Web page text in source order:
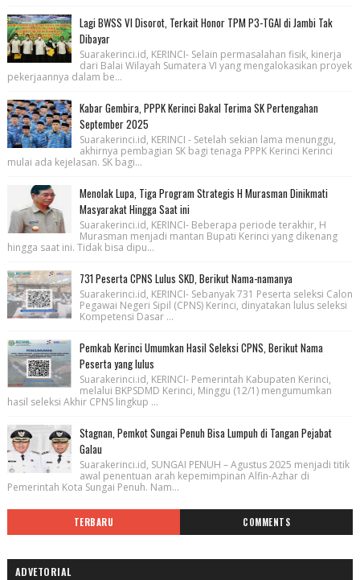
Lagi BWSS VI Disorot, Terkait Honor TPM P3-TGAI di Jambi Tak
Dibayar
Suarakerinci.id, KERINCI- Selain permasalahan fisik, kinerja
dari Balai Wilayah Sumatera VI yang mengalokasikan proyek
pekerjaannya dalam be...
Kabar Gembira, PPPK Kerinci Bakal Terima SK Pertengahan
September 2025
Suarakerinci.id, KERINCI - Setelah sekian lama menunggu,
akhirnya pembagian SK bagi tenaga PPPK Kerinci Kerinci
mulai ada kejelasan. SK bagi...
Menolak Lupa, Tiga Program Strategis H Murasman Dinikmati
Masyarakat Hingga Saat ini
Suarakerinci.id, KERINCI- Beberapa periode terakhir, H
Murasman menjadi mantan Bupati Kerinci yang dikenang
hingga saat ini. Tidak bisa dipu...
731 Peserta CPNS Lulus SKD, Berikut Nama-namanya
Suarakerinci.id, KERINCI- Sebanyak 731 Peserta seleksi Calon
Pegawai Negeri Sipil (CPNS) Kerinci, dinyatakan lulus seleksi
Kompetensi Dasar ...
Pemkab Kerinci Umumkan Hasil Seleksi CPNS, Berikut Nama
Peserta yang lulus
Suarakerinci.id, KERINCI- Pemerintah Kabupaten Kerinci,
melalui BKPSDMD Kerinci, Minggu (12/1) mengumumkan
hasil seleksi Akhir CPNS lingkup ...
Stagnan, Pemkot Sungai Penuh Bisa Lumpuh di Tangan Pejabat
Galau
Suarakerinci.id, SUNGAI PENUH – Agustus 2025 menjadi titik
awal penentuan arah kepemimpinan Alfin-Azhar di
Pemerintah Kota Sungai Penuh. Nam...
TERBARU COMMENTS
ADVETORIAL